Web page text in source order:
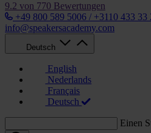
9.2 von 770 Bewertungen
+49 800 589 5006 / +3110 433 33
info@speakersacademy.com
Deutsch
English
Nederlands
Français
Deutsch
Einen